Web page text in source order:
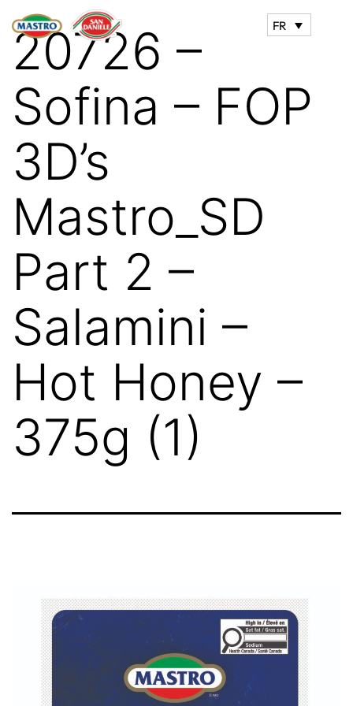
FR
20726 –
Sofina – FOP
3D’s
Mastro_SD
Part 2 –
Salamini –
Hot Honey –
375g (1)